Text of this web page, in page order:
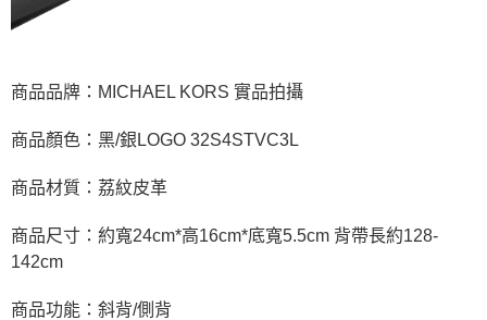
商品品牌：MICHAEL KORS 實品拍攝
商品顏色：黑/銀LOGO 32S4STVC3L
商品材質：荔紋皮革
商品尺寸：約寬24cm*高16cm*底寬5.5cm 背帶長約128-
142cm
商品功能：斜背/側背